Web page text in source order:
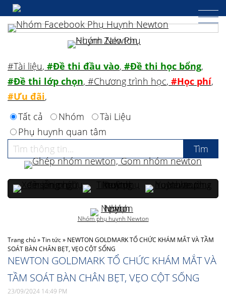
Trang chủ»Tin tức» NEWTON GOLDMARK TỔ CHỨC KHÁM MẮT VÀ TẦM
SOÁT BÀN CHÂN BẸT, VẸO CỘT SỐNG
NEWTON GOLDMARK TỔ CHỨC KHÁM MẮT VÀ
TẦM SOÁT BÀN CHÂN BẸT, VẸO CỘT SỐNG
23/09/2024 14:49 PM
#Tài liệu, #Đề thi đầu vào, #Đề thi học bổng,
#Đề thi lớp chọn, #Chương trình học, #Học phí,
#Ưu đãi,
Tất cả
Nhóm
Tài Liệu
Phụ huynh quan tâm
Nhóm phụ huynh Newton